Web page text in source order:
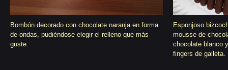
Bombón decorado con chocolate naranja en forma
de ondas, pudiéndose elegir el relleno que más
guste.
Esponjoso
mousse de
chocolate blanco
fingers de galleta.